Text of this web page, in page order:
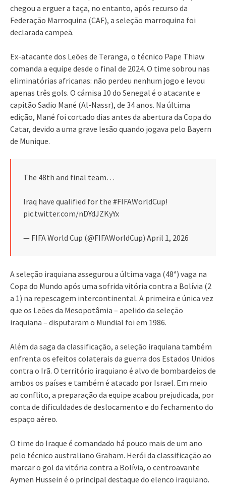
chegou a erguer a taça, no entanto, após recurso da
Federação Marroquina (CAF), a seleção marroquina foi
declarada campeã.
Ex-atacante dos Leões de Teranga, o técnico Pape Thiaw
comanda a equipe desde o final de 2024. O time sobrou nas
eliminatórias africanas: não perdeu nenhum jogo e levou
apenas três gols. O cámisa 10 do Senegal é o atacante e
capitão Sadio Mané (Al-Nassr), de 34 anos. Na última
edição, Mané foi cortado dias antes da abertura da Copa do
Catar, devido a uma grave lesão quando jogava pelo Bayern
de Munique.
The 48th and final team…
Iraq have qualified for the #FIFAWorldCup!
pic.twitter.com/nDYdJZKyYx
— FIFA World Cup (@FIFAWorldCup) April 1, 2026
A seleção iraquiana assegurou a última vaga (48ª) vaga na
Copa do Mundo após uma sofrida vitória contra a Bolívia (2
a 1) na repescagem intercontinental. A primeira e única vez
que os Leões da Mesopotâmia – apelido da seleção
iraquiana – disputaram o Mundial foi em 1986.
Além da saga da classificação, a seleção iraquiana também
enfrenta os efeitos colaterais da guerra dos Estados Unidos
contra o Irã. O território iraquiano é alvo de bombardeios de
ambos os países e também é atacado por Israel. Em meio
ao conflito, a preparação da equipe acabou prejudicada, por
conta de dificuldades de deslocamento e do fechamento do
espaço aéreo.
O time do Iraque é comandado há pouco mais de um ano
pelo técnico australiano Graham. Herói da classificação ao
marcar o gol da vitória contra a Bolívia, o centroavante
Aymen Hussein é o principal destaque do elenco iraquiano.